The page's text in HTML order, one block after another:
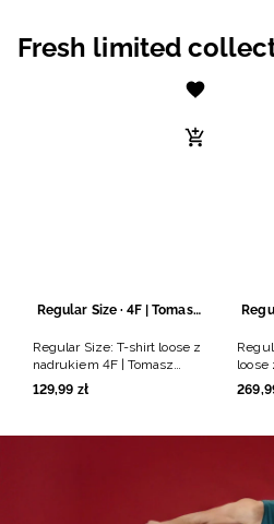
Fresh limited
Regular Size · 4F | Tomasz Fornal
Regular Size: T-shirt loose z
nadrukiem 4F | Tomasz
Fornal - czarny
129,99 zł
loose
269,